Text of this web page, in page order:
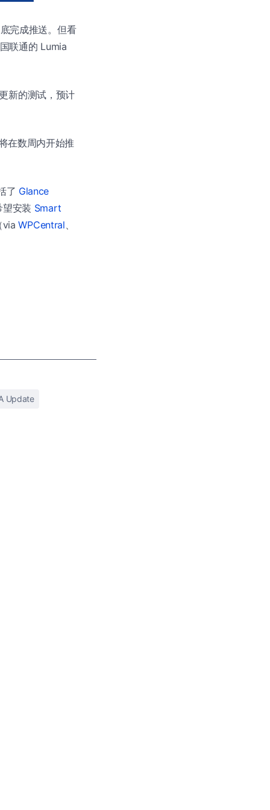
完成推送。但看
联通的 Lumia
新的测试，预计
在数周内开始推
了 Glance
望安装 Smart
viaWPCentral
Update